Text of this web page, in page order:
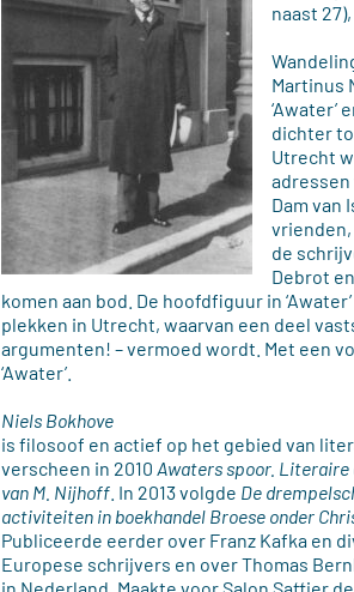
naast
Martinus
‘Awater’
dichter
Utrecht
adressen
Dam van
vrienden,
de
Debrot
komen aan bod. De hoofdfiguur in
plekken in Utrecht, waarvan een deel
argumenten! – vermoed wordt. Met een
‘Awater’.
Niels Bokhove
is filosoof en actief op het gebied van
verscheen in 2010 Awaters spoor.
van M. Nijhoff . In 2013 volgde De
activiteiten in boekhandel Broese onder
Publiceerde eerder over Franz Kafka en
Europese schrijvers en over Thomas